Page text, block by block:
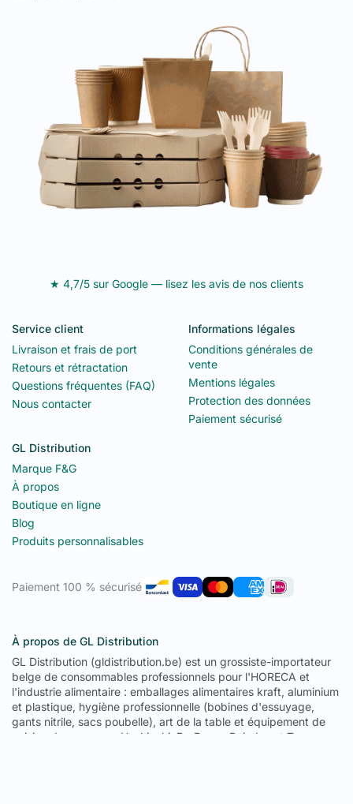
★ 4,7/5 sur Google — lisez les avis de nos clients
Service client
Livraison et frais de port
Retours et rétractation
Questions fréquentes (FAQ)
Nous contacter
Informations légales
Conditions générales de
vente
Mentions légales
Protection des données
Paiement sécurisé
GL Distribution
Marque F&G
À propos
Boutique en ligne
Blog
Produits personnalisables
Paiement 100 % sécurisé
À propos de GL Distribution
GL Distribution (gldistribution.be) est un grossiste-importateur
belge de consommables professionnels pour l'HORECA et
l'industrie alimentaire : emballages alimentaires kraft, aluminium
et plastique, hygiène professionnelle (bobines d'essuyage,
gants nitrile, sacs poubelle), art de la table et équipement de
cuisine des marques Hoshizaki, De Buyer, Pujadas et Tournus.